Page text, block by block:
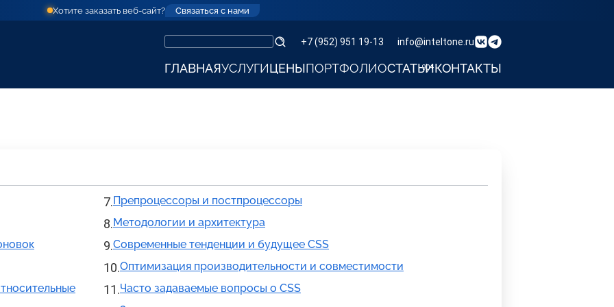
Хотите заказать веб-сайт? Связаться с нами
+7 (952) 951 19-13 info@inteltone.ru
ГЛАВНАЯУСЛУГИЦЕНЫПОРТФОЛИОСТАТЬИКОНТАКТЫ
Препроцессоры и постпроцессоры
Методологии и архитектура
Современные тенденции и будущее CSS
Оптимизация производительности и совместимости
Часто задаваемые вопросы о CSS